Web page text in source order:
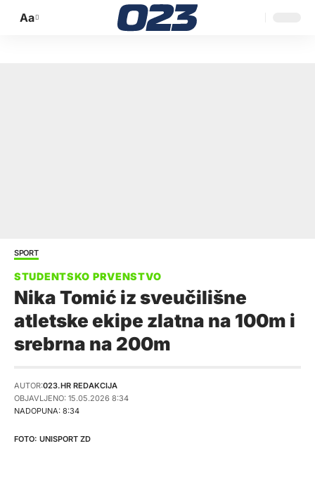
Promijeni
Aa
SPORT
Nika Tomić iz sveučilišne
atletske ekipe zlatna na 100m i
srebrna na 200m
NADOPUNA: 8:34
AUTOR:023.HR REDAKCIJA
OBJAVLJENO: 15.05.2026 8:34
UNISPORT ZD